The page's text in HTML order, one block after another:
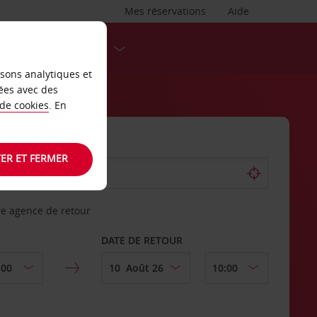
Aide
Mes réservations
agence de retour
DATE DE RETOUR
analytiques et
avec des
cookies. En
ET FERMER